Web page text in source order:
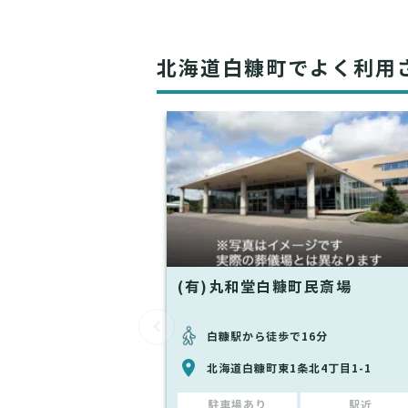
北海道白糠町でよく利用
(有)丸和堂白糠町民斎場
白糠駅から徒歩で16分
北海道白糠町東1条北4丁目1-1
駐車場あり 駅近